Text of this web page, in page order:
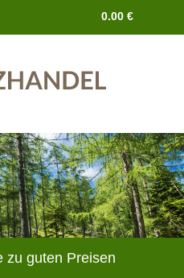
0.00 €
zu guten Preisen